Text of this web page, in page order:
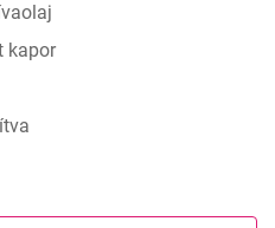
kapor